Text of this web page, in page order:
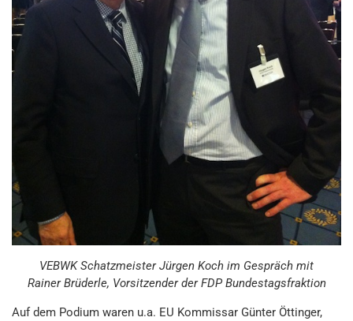
VEBWK Schatzmeister Jürgen Koch im Gespräch mit
Rainer Brüderle, Vorsitzender der FDP Bundestagsfraktion
Auf dem Podium waren u.a. EU Kommissar Günter Öttinger,